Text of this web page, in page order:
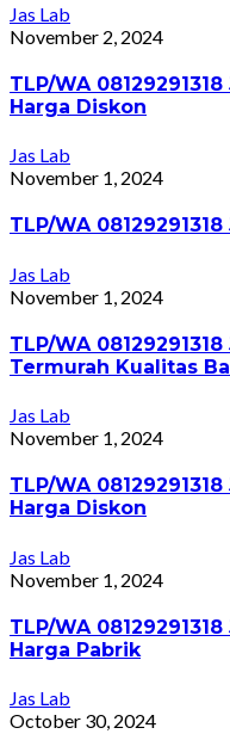
Jas Lab
November 2, 2024
TLP/WA
Harga Diskon
Jas Lab
November 1, 2024
TLP/WA
Jas Lab
November 1, 2024
TLP/WA
Termurah Kualitas
Jas Lab
November 1, 2024
TLP/WA
Harga Diskon
Jas Lab
November 1, 2024
TLP/WA
Harga Pabrik
Jas Lab
October 30, 2024